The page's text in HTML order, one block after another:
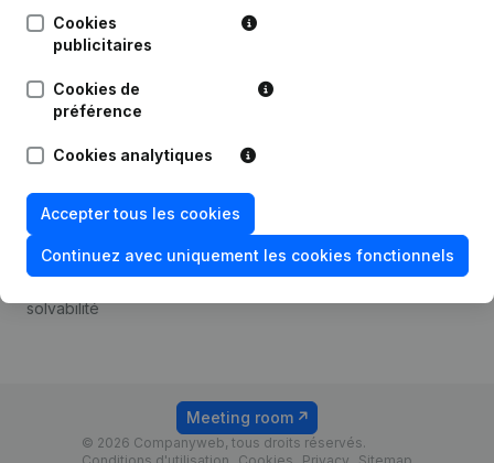
Cookies
publicitaires
Cookies de
préférence
Cookies analytiques
Accepter tous les cookies
Continuez avec uniquement les cookies fonctionnels
Compliance et prévention
de la fraude
Consulter des comptes
Recherche de numéro de
TVA
solvabilité
Tarifs
© 2026 Companyweb, tous droits réservés.
Meeting room